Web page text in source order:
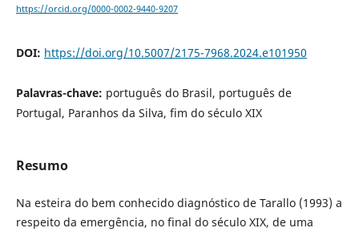
https://orcid.org/0000-0002-9440-9207
DOI: https://doi.org/10.5007/2175-7968.2024.e101950
Palavras-chave: português do Brasil, português de
Portugal, Paranhos da Silva, fim do século XIX
Resumo
Na esteira do bem conhecido diagnóstico de Tarallo (1993) a
respeito da emergência, no final do século XIX, de uma